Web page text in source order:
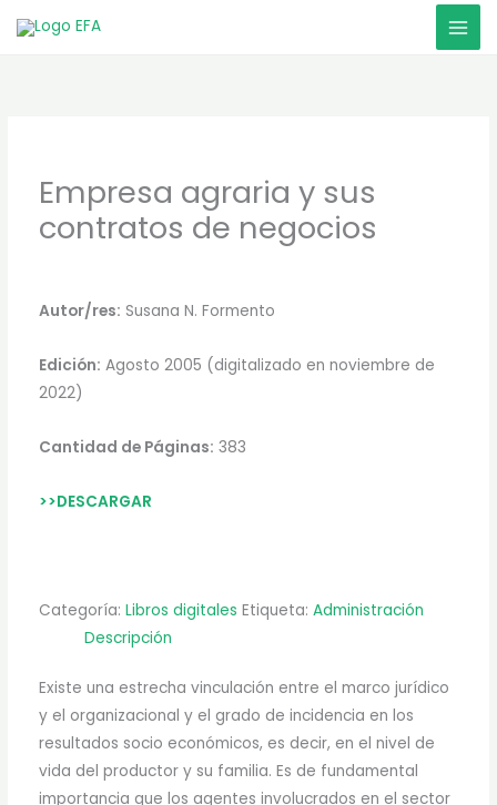
Empresa agraria y sus
contratos de negocios
Autor/res: Susana N. Formento
Edición: Agosto 2005 (digitalizado en noviembre de
2022)
Cantidad de Páginas: 383
>>DESCARGAR
Categoría: Libros digitales Etiqueta: Administración
Descripción
Existe una estrecha vinculación entre el marco jurídico
y el organizacional y el grado de incidencia en los
resultados socio económicos, es decir, en el nivel de
vida del productor y su familia. Es de fundamental
importancia que los agentes involucrados en el sector